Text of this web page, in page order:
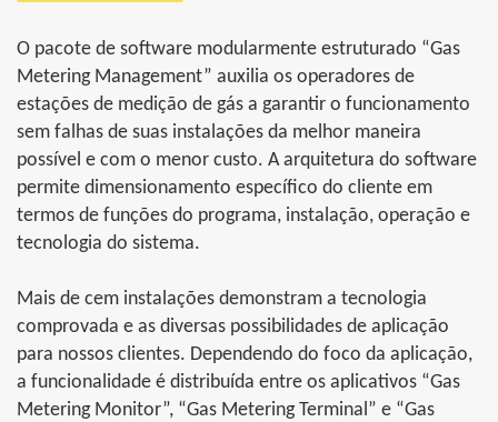
O pacote de software modularmente estruturado “Gas
Metering Management” auxilia os operadores de
estações de medição de gás a garantir o funcionamento
sem falhas de suas instalações da melhor maneira
possível e com o menor custo. A arquitetura do software
permite dimensionamento específico do cliente em
termos de funções do programa, instalação, operação e
tecnologia do sistema.
Mais de cem instalações demonstram a tecnologia
comprovada e as diversas possibilidades de aplicação
para nossos clientes. Dependendo do foco da aplicação,
a funcionalidade é distribuída entre os aplicativos “Gas
Metering Monitor”, “Gas Metering Terminal” e “Gas